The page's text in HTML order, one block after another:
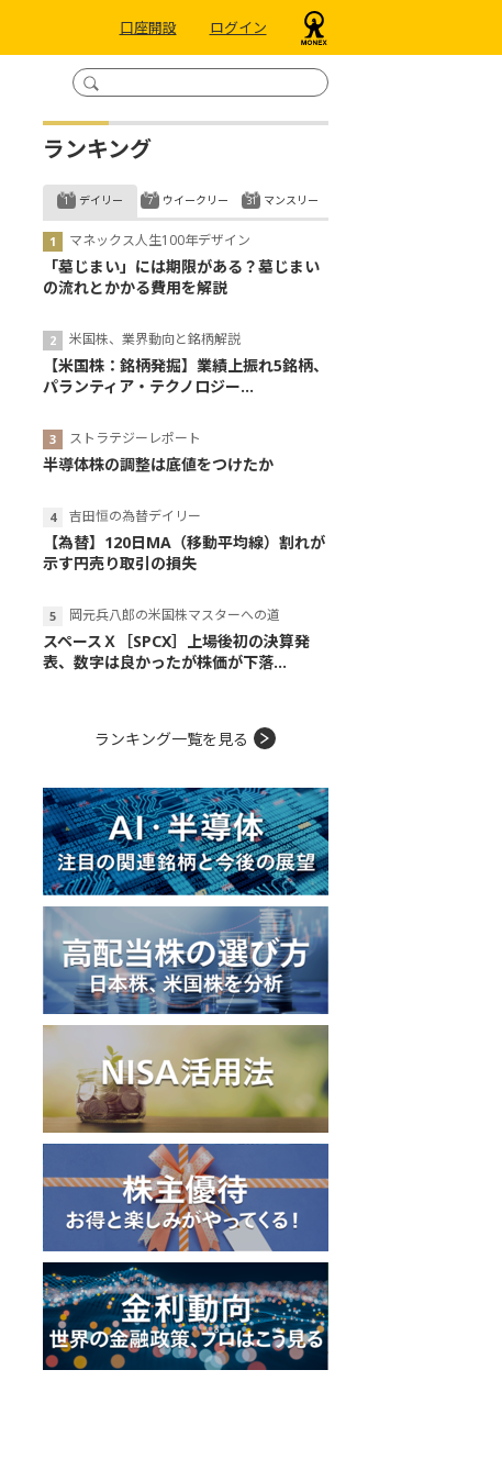
口座開設 ログイン
ランキング
デイリー
マネックス人生100年デザイン
「墓じまい」には期限がある？墓じまい
の流れとかかる費用を解説
米国株、業界動向と銘柄解説
【米国株：銘柄発掘】業績上振れ5銘柄、
パランティア・テクノロジー...
ストラテジーレポート
半導体株の調整は底値をつけたか
吉田恒の為替デイリー
【為替】120日MA（移動平均線）割れが
示す円売り取引の損失
岡元兵八郎の米国株マスターへの道
スペースＸ［SPCX］上場後初の決算発
表、数字は良かったが株価が下落...
ウイークリー マンスリー
ランキング一覧を見る